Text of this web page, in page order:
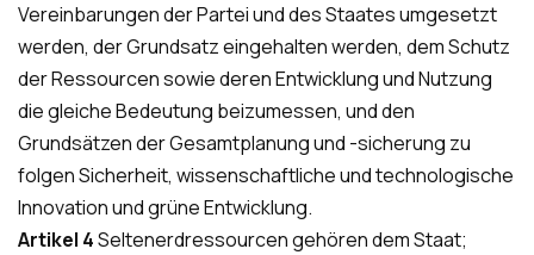
Vereinbarungen der Partei und des Staates umgesetzt
werden, der Grundsatz eingehalten werden, dem Schutz
der Ressourcen sowie deren Entwicklung und Nutzung
die gleiche Bedeutung beizumessen, und den
Grundsätzen der Gesamtplanung und -sicherung zu
folgen Sicherheit, wissenschaftliche und technologische
Innovation und grüne Entwicklung.
Artikel 4Seltenerdressourcen gehören dem Staat;